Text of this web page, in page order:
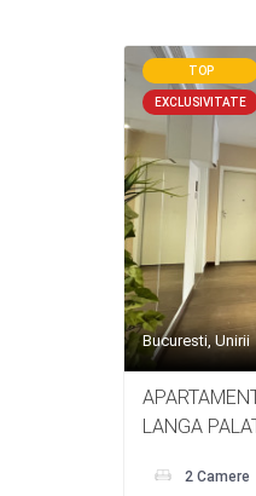
TOP
EXCLUSIVITATE
Bucuresti, Unirii
LANGA
2 Camere